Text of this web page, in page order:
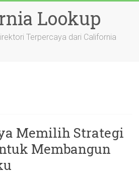
Lookup
Terpercaya dari California
Memilih Strategi
Membangun